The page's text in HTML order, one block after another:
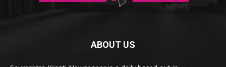
ABOUT US